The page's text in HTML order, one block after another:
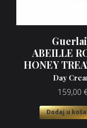
ABEILLE
HONEY
Day
159,00
Dodaj u